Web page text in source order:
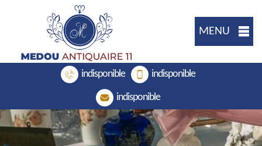
MENU
indisponible indisponible
indisponible